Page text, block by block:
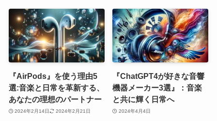
『AirPods』を使う理由5
選:音楽と日常を革新する、
あなたの理想のパートナー
2024年2月14日 2024年2月21日
『ChatGPT4が好きな音響
機器メーカー3選』：音楽
と共に輝く日常へ
2024年4月4日